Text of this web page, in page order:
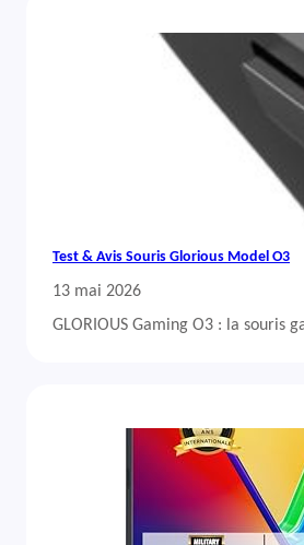
Test & Avis Souris Glorious Model O3
13 mai 2026
GLORIOUS Gaming O3 : la souris